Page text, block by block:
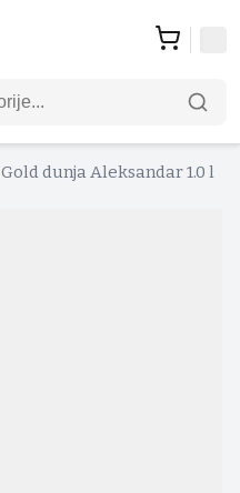
Gold dunja Aleksandar 1.0 l